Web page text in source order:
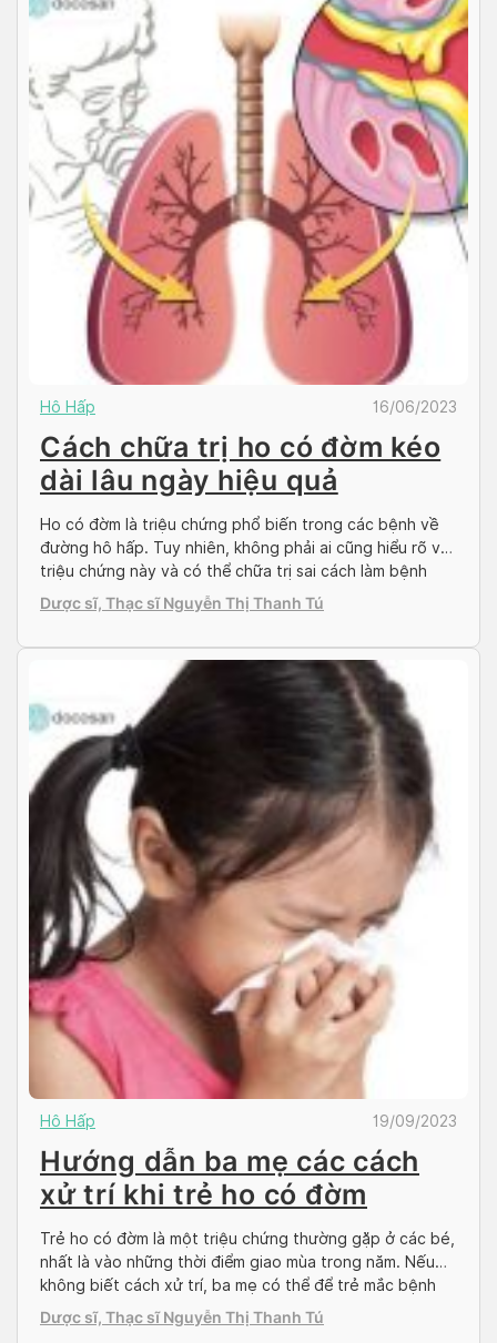
Hô Hấp 16/06/2023
Cách chữa trị ho có đờm kéo
dài lâu ngày hiệu quả
Ho có đờm là triệu chứng phổ biến trong các bệnh về
đường hô hấp. Tuy nhiên, không phải ai cũng hiểu rõ về
triệu chứng này và có thể chữa trị sai cách làm bệnh
kéo dài, trầm trọng hơn. Do đó hãy cùng Doctor có sẵn
tìm hiểu về triệu chứng ho đờm […]
Dược sĩ, Thạc sĩ Nguyễn Thị Thanh Tú
Hô Hấp 19/09/2023
Hướng dẫn ba mẹ các cách
xử trí khi trẻ ho có đờm
Trẻ ho có đờm là một triệu chứng thường gặp ở các bé,
nhất là vào những thời điểm giao mùa trong năm. Nếu
không biết cách xử trí, ba mẹ có thể để trẻ mắc bệnh
nặng hơn và lâu khỏi hơn. Vậy hãy tham khảo bài viết
này của Doctor có sẵn để […]
Dược sĩ, Thạc sĩ Nguyễn Thị Thanh Tú